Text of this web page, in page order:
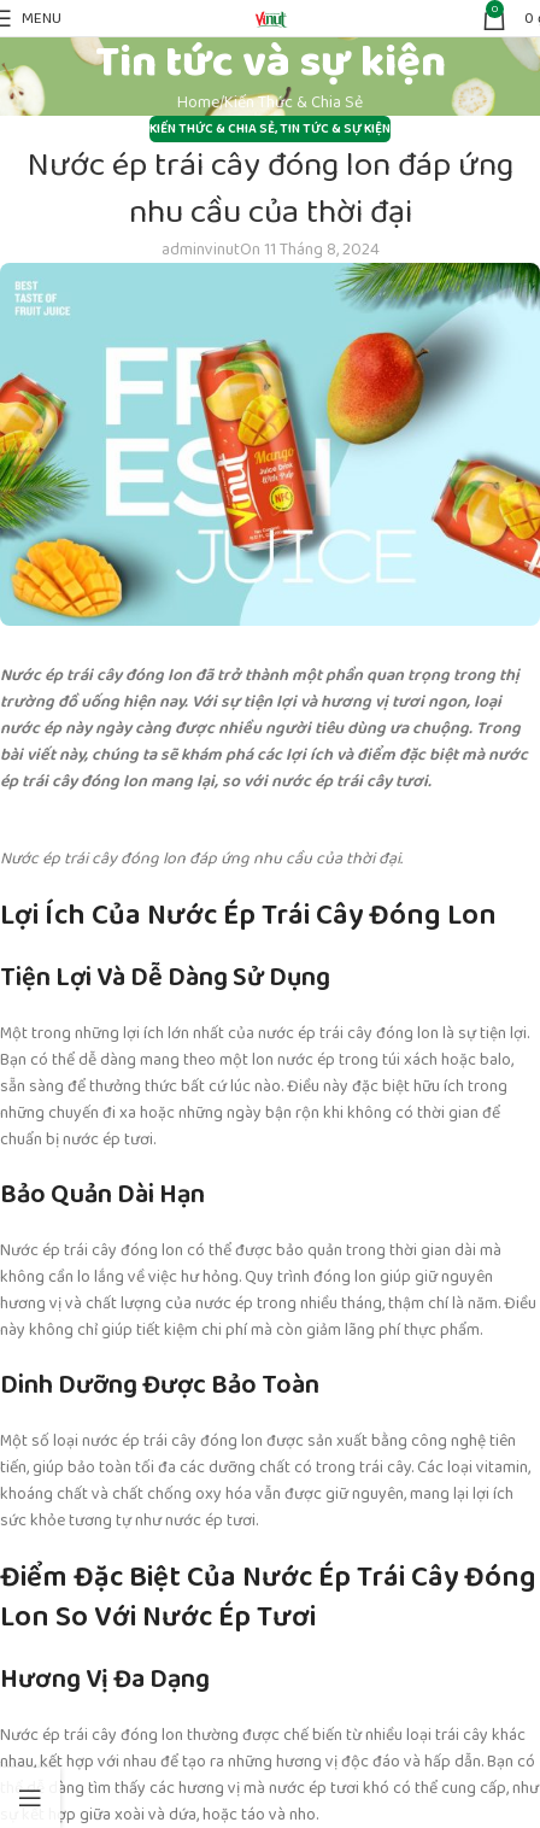
MENU 0 0
Tin tức và sự kiện
HomeKiến Thức & Chia Sẻ
KIẾN THỨC & CHIA SẺ,TIN TỨC & SỰ KIỆN
Nước ép trái cây đóng lon đáp ứng
nhu cầu của thời đại
adminvinutOn 11 Tháng 8, 2024
Nước ép trái cây đóng lon đã trở thành một phần quan trọng trong thị
trường đồ uống hiện nay. Với sự tiện lợi và hương vị tươi ngon, loại
nước ép này ngày càng được nhiều người tiêu dùng ưa chuộng. Trong
bài viết này, chúng ta sẽ khám phá các lợi ích và điểm đặc biệt mà nước
ép trái cây đóng lon mang lại, so với nước ép trái cây tươi.
Nước ép trái cây đóng lon đáp ứng nhu cầu của thời đại.
Lợi Ích Của Nước Ép Trái Cây Đóng Lon
Tiện Lợi Và Dễ Dàng Sử Dụng
Một trong những lợi ích lớn nhất của nước ép trái cây đóng lon là sự tiện lợi.
Bạn có thể dễ dàng mang theo một lon nước ép trong túi xách hoặc balo,
sẵn sàng để thưởng thức bất cứ lúc nào. Điều này đặc biệt hữu ích trong
những chuyến đi xa hoặc những ngày bận rộn khi không có thời gian để
chuẩn bị nước ép tươi.
Bảo Quản Dài Hạn
Nước ép trái cây đóng lon có thể được bảo quản trong thời gian dài mà
không cần lo lắng về việc hư hỏng. Quy trình đóng lon giúp giữ nguyên
hương vị và chất lượng của nước ép trong nhiều tháng, thậm chí là năm. Điều
này không chỉ giúp tiết kiệm chi phí mà còn giảm lãng phí thực phẩm.
Dinh Dưỡng Được Bảo Toàn
Một số loại nước ép trái cây đóng lon được sản xuất bằng công nghệ tiên
tiến, giúp bảo toàn tối đa các dưỡng chất có trong trái cây. Các loại vitamin,
khoáng chất và chất chống oxy hóa vẫn được giữ nguyên, mang lại lợi ích
sức khỏe tương tự như nước ép tươi.
Điểm Đặc Biệt Của Nước Ép Trái Cây Đóng
Lon So Với Nước Ép Tươi
Hương Vị Đa Dạng
Nước ép trái cây đóng lon thường được chế biến từ nhiều loại trái cây khác
nhau, kết hợp với nhau để tạo ra những hương vị độc đáo và hấp dẫn. Bạn có
thể dễ dàng tìm thấy các hương vị mà nước ép tươi khó có thể cung cấp, như
sự kết hợp giữa xoài và dứa, hoặc táo và nho.